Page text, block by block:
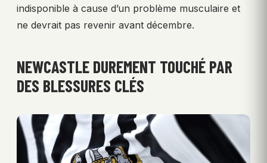
indisponible à cause d’un problème musculaire et
ne devrait pas revenir avant décembre.
NEWCASTLE DUREMENT TOUCHÉ PAR
DES BLESSURES CLÉS